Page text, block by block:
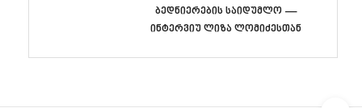
ბედნიერების საიდუმლო —
ინტერვიუ ლიზა ლომიძესთან